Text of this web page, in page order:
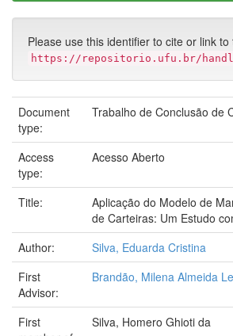
Please use this identifier to cite or link to
https://repositorio.ufu.br/handle/
Document
type:
Trabalho de Conclusão de
Access
type:
Acesso Aberto
Title:
Aplicação do Modelo de
de Carteiras: Um Estudo
Author:
Silva, Eduarda Cristina
First
Advisor:
Brandão, Milena Almeida
First
Silva, Homero Ghioti da